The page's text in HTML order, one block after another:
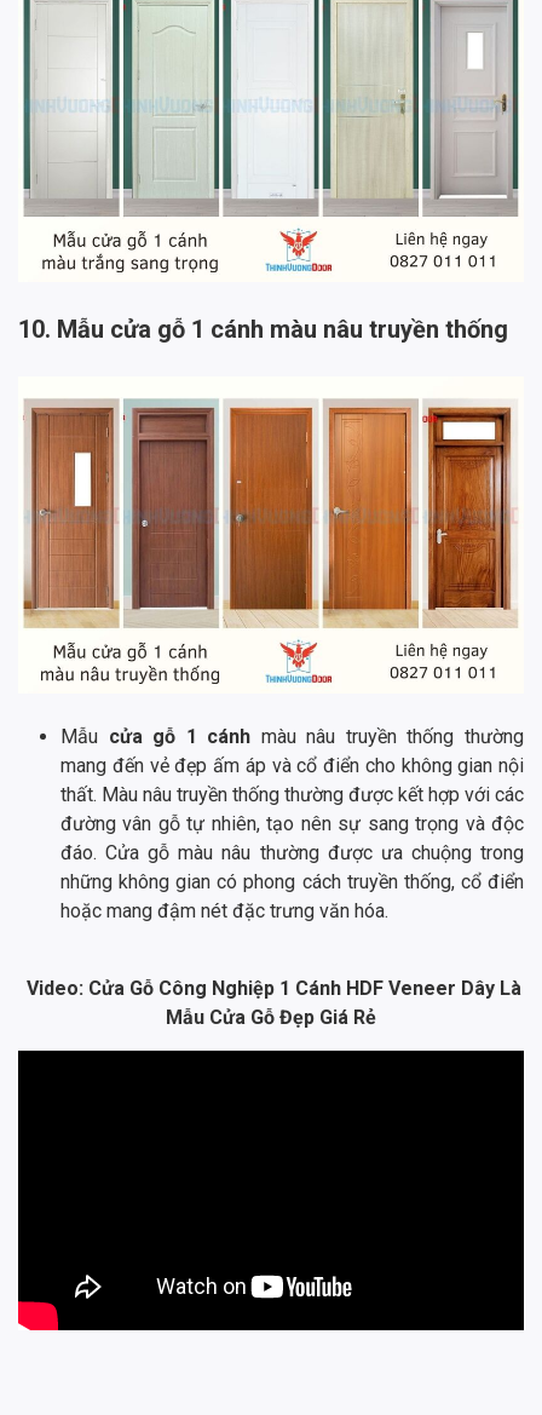
10. Mẫu cửa gỗ 1 cánh màu nâu truyền thống
Mẫu cửa gỗ 1 cánh màu nâu truyền thống thường
mang đến vẻ đẹp ấm áp và cổ điển cho không gian nội
thất. Màu nâu truyền thống thường được kết hợp với các
đường vân gỗ tự nhiên, tạo nên sự sang trọng và độc
đáo. Cửa gỗ màu nâu thường được ưa chuộng trong
những không gian có phong cách truyền thống, cổ điển
hoặc mang đậm nét đặc trưng văn hóa.
Video: Cửa Gỗ Công Nghiệp 1 Cánh HDF Veneer Dây Là
Mẫu Cửa Gỗ Đẹp Giá Rẻ